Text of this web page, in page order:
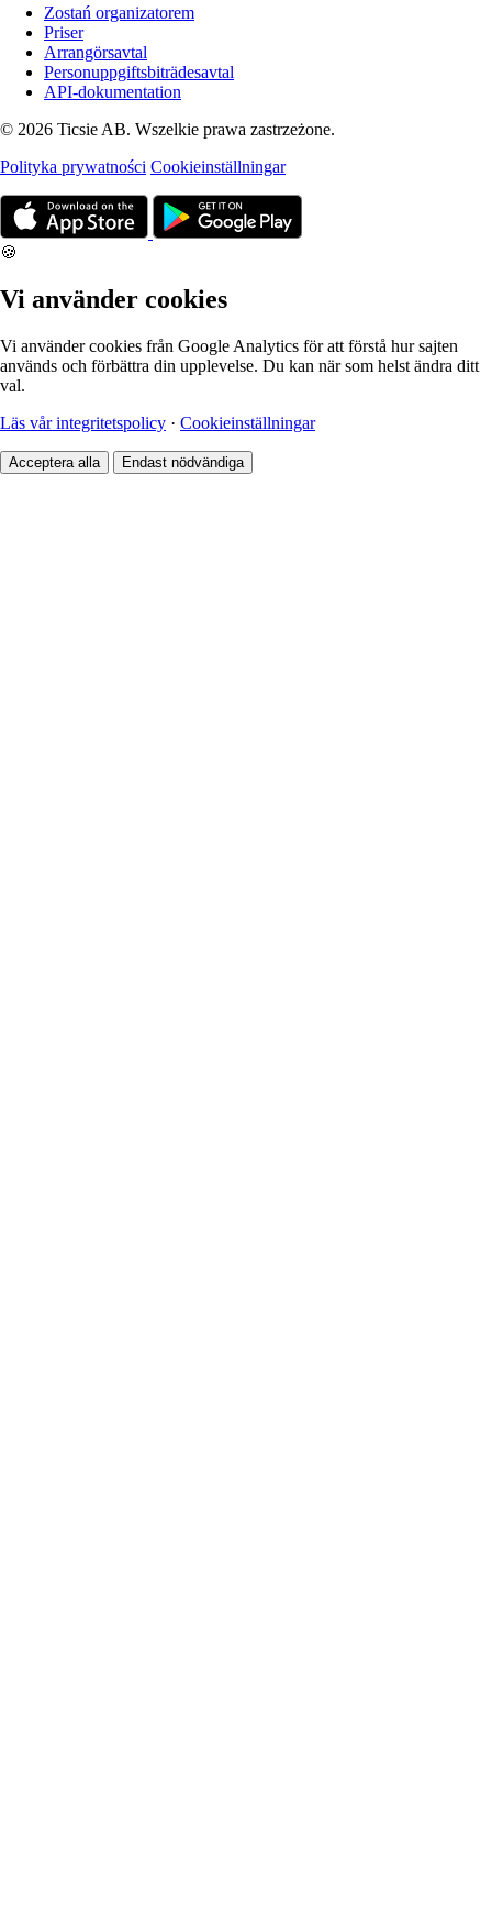
Zostań organizatorem
Priser
Arrangörsavtal
Personuppgiftsbiträdesavtal
API-dokumentation
© 2026 Ticsie AB. Wszelkie prawa zastrzeżone.
Polityka prywatności Cookieinställningar
🍪
Vi använder cookies
Vi använder cookies från Google Analytics för att förstå hur sajten
används och förbättra din upplevelse. Du kan när som helst ändra ditt
val.
Läs vår integritetspolicy · Cookieinställningar
Acceptera alla Endast nödvändiga